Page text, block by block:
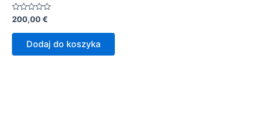
Oceniono
na
200,00€
Dodaj do koszyka